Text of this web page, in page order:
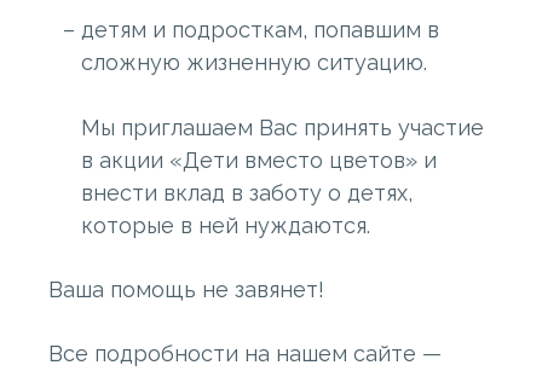
детям и подросткам, попавшим в
сложную жизненную ситуацию.
Мы приглашаем Вас принять участие
в акции «Дети вместо цветов» и
внести вклад в заботу о детях,
которые в ней нуждаются.
Ваша помощь не завянет!
Все подробности на нашем сайте —